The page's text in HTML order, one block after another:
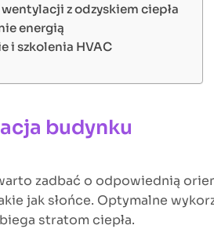
z odzyskiem ciepła
energią
i szkolenia HVAC
budynku
zadbać o odpowiednią
jak słońce. Optymalne
stratom ciepła.